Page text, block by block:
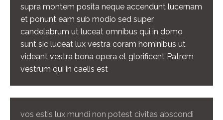
supra montem posita neque accendunt lucernam
et ponunt eam sub modio sed super
candelabrum ut luceat omnibus qui in domo
sunt sic luceat lux vestra coram hominibus ut
videant vestra bona opera et glorificent Patrem
vestrum qui in caelis est
vos estis lux mundi non potest civitas abscondi